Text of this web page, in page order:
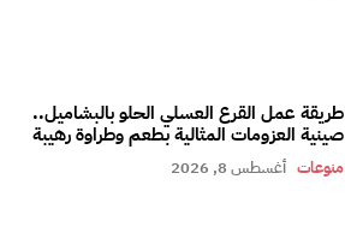
طريقة عمل القرع العسلي الحلو بالبشاميل..
صينية العزومات المثالية بطعم وطراوة رهيبة
منوعات أغسطس 8, 2026